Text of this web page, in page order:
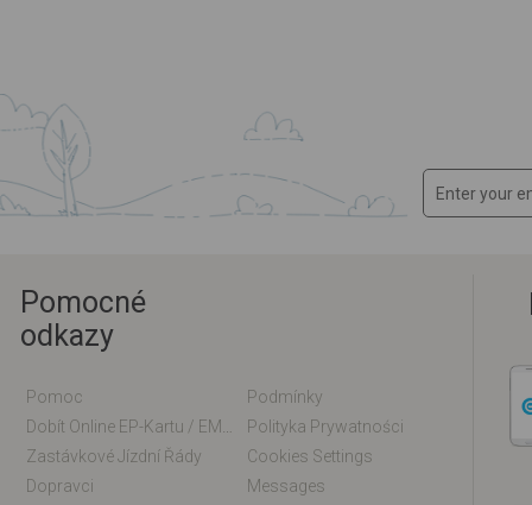
Pomocné
odkazy
Pomoc
Podmínky
Polityka Prywatności
Zastávkové Jízdní Řády
Cookies Settings
Dopravci
Messages